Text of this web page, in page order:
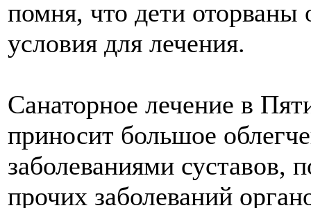
помня, что дети оторваны
условия для лечения.
Санаторное лечение в
приносит большое
заболеваниями суставов,
прочих заболеваний